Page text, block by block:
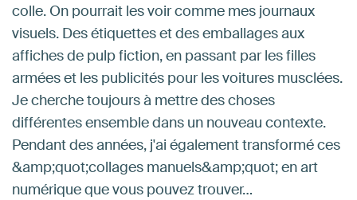
colle. On pourrait les voir comme mes journaux
visuels. Des étiquettes et des emballages aux
affiches de pulp fiction, en passant par les filles
armées et les publicités pour les voitures musclées.
Je cherche toujours à mettre des choses
différentes ensemble dans un nouveau contexte.
Pendant des années, j'ai également transformé ces
&amp;quot;collages manuels&amp;quot; en art
numérique que vous pouvez trouver…